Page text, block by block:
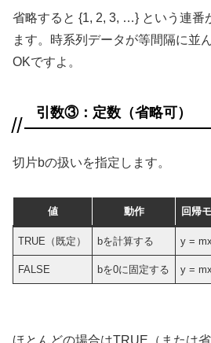
省略すると {1, 2, 3, …} という連番
ます。時系列データが等間隔に並
OKですよ。
引数③：定数（省略可）
切片bの扱いを指定します。
値 動作 回帰
TRUE（既定） bを計算する y =
FALSE bを0に固定する y = mx
ほとんどの場合はTRUE（または